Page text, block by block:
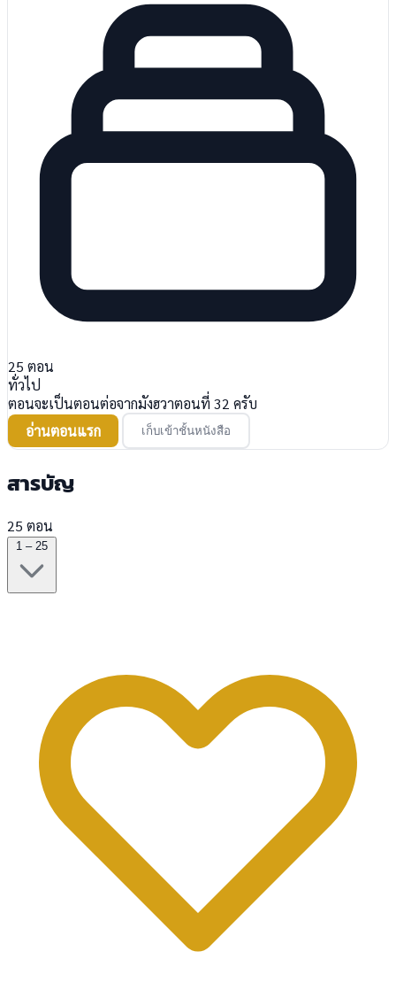
25 ตอน
ทั่วไป
ตอนจะเป็นตอนต่อจากมังฮวาตอนที่ 32 ครับ
อ่านตอนแรก
เก็บเข้าชั้นหนังสือ
สารบัญ
25 ตอน
1 – 25